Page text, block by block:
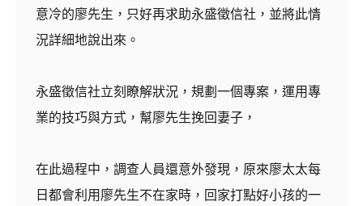
意冷的廖先生，只好再求助永盛徵信社，並將此情
況詳細地說出來。
永盛徵信社立刻瞭解狀況，規劃一個專案，運用專
業的技巧與方式，幫廖先生挽回妻子，
在此過程中，調查人員還意外發現，原來廖太太每
日都會利用廖先生不在家時，回家打點好小孩的一